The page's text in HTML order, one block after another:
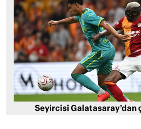
Seyircisi Galatasaray’dan